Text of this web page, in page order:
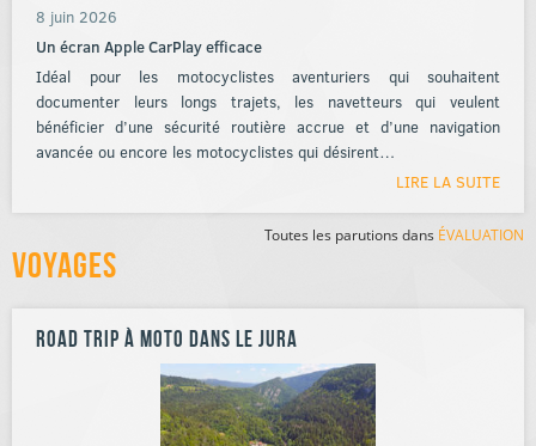
8 juin 2026
Un écran Apple CarPlay efficace
Idéal pour les motocyclistes aventuriers qui souhaitent
documenter leurs longs trajets, les navetteurs qui veulent
bénéficier d’une sécurité routière accrue et d’une navigation
avancée ou encore les motocyclistes qui désirent…
LIRE LA SUITE
Toutes les parutions dans ÉVALUATION
Voyages
Road Trip à moto dans le Jura